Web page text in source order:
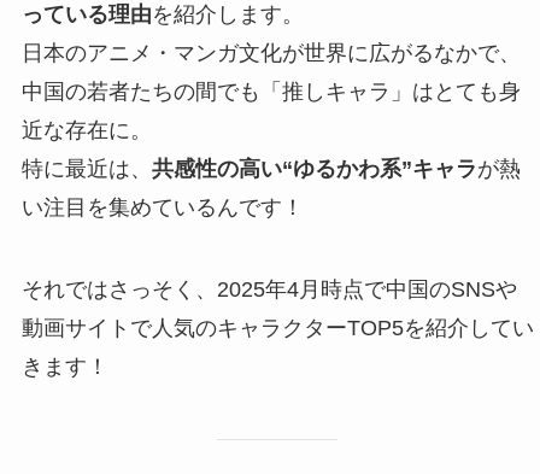
っている理由を紹介します。
日本のアニメ・マンガ文化が世界に広がるなかで、
中国の若者たちの間でも「推しキャラ」はとても身
近な存在に。
特に最近は、 共感性の高い“ゆるかわ系”キャラが熱
い注目を集めているんです！
それではさっそく、2025年4月時点で中国のSNSや
動画サイトで人気のキャラクターTOP5を紹介してい
きます！